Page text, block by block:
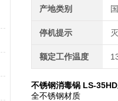
产地类别
停机提示
额定工作温度
不锈钢消毒锅 LS-
全不锈钢材质